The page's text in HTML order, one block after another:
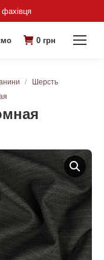
0 грн
Шерсть